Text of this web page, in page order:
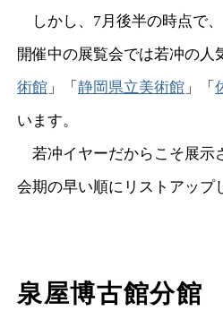
しかし、7月後半の時点で、
開催中の展覧会では若冲の
術館 」「 静岡県立美術館 」「
います。
若冲イヤーだからこそ展示
会期の早い順にリストアップ
泉屋博古館分館